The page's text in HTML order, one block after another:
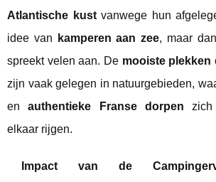
Atlantische kustvanwege hun
idee van
kamperen aan zee, maar
spreekt velen aan. De mooiste plekken
zijn vaak gelegen in natuurgebieden,
enauthentieke Franse dorpen zich
elkaar rijgen.
Impact van de